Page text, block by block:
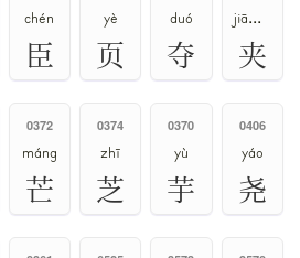
chén
臣
yè
页
duó
夺
jiā、jiá、gā
夹
0372
máng
芒
0374
zhī
芝
0370
yù
芋
0406
yáo
尧